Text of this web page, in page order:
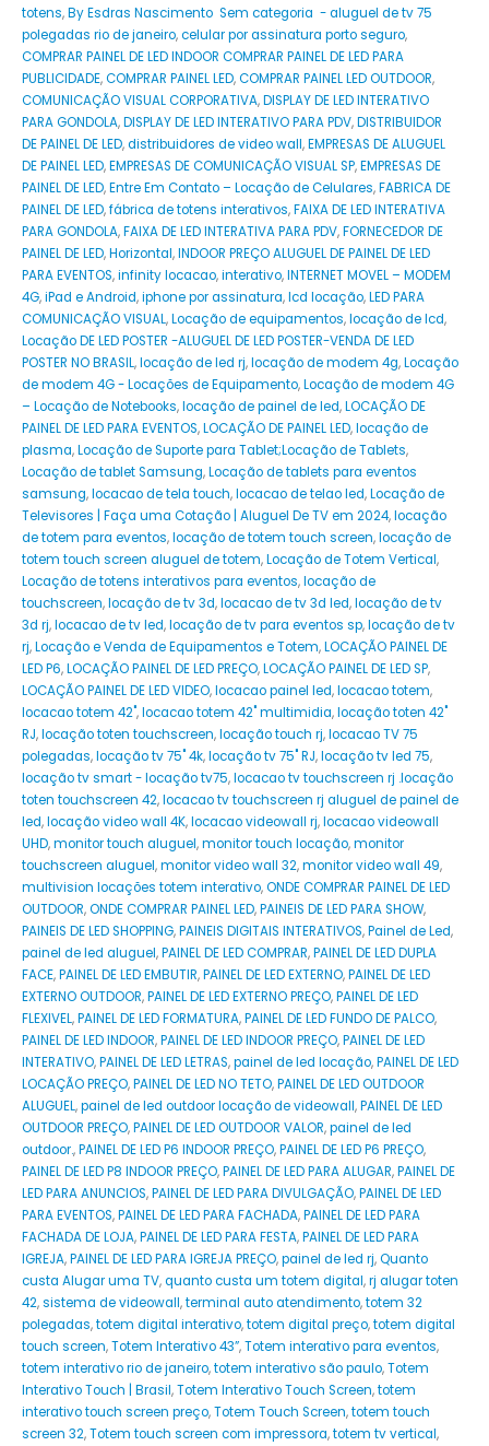
totens,By Esdras Nascimento Sem categoria - aluguel de tv 75
polegadas rio de janeiro,celular por assinatura porto seguro,
COMPRAR PAINEL DE LED INDOOR COMPRAR PAINEL DE LED PARA
PUBLICIDADE,COMPRAR PAINEL LED,COMPRAR PAINEL LED OUTDOOR,
COMUNICAÇÃO VISUAL CORPORATIVA,DISPLAY DE LED INTERATIVO
PARA GONDOLA,DISPLAY DE LED INTERATIVO PARA PDV,DISTRIBUIDOR
DE PAINEL DE LED,distribuidores de video wall,EMPRESAS DE ALUGUEL
DE PAINEL LED,EMPRESAS DE COMUNICAÇÃO VISUAL SP,EMPRESAS DE
PAINEL DE LED,Entre Em Contato – Locação de Celulares,FABRICA DE
PAINEL DE LED,fábrica de totens interativos,FAIXA DE LED INTERATIVA
PARA GONDOLA,FAIXA DE LED INTERATIVA PARA PDV,FORNECEDOR DE
PAINEL DE LED,Horizontal,INDOOR PREÇO ALUGUEL DE PAINEL DE LED
PARA EVENTOS,infinity locacao,interativo,INTERNET MOVEL – MODEM
4G,iPad e Android,iphone por assinatura,lcd locação,LED PARA
COMUNICAÇÃO VISUAL,Locação de equipamentos,locação de lcd,
Locação DE LED POSTER -ALUGUEL DE LED POSTER-VENDA DE LED
POSTER NO BRASIL,locação de led rj,locação de modem 4g,Locação
de modem 4G - Locações de Equipamento,Locação de modem 4G
– Locação de Notebooks,locação de painel de led,LOCAÇÃO DE
PAINEL DE LED PARA EVENTOS,LOCAÇÃO DE PAINEL LED,locação de
plasma,Locação de Suporte para Tablet;Locação de Tablets,
Locação de tablet Samsung,Locação de tablets para eventos
samsung,locacao de tela touch,locacao de telao led,Locação de
Televisores | Faça uma Cotação | Aluguel De TV em 2024,locação
de totem para eventos,locação de totem touch screen,locação de
totem touch screen aluguel de totem,Locação de Totem Vertical,
Locação de totens interativos para eventos,locação de
touchscreen,locação de tv 3d,locacao de tv 3d led,locação de tv
3d rj,locacao de tv led,locação de tv para eventos sp,locação de tv
rj,Locação e Venda de Equipamentos e Totem,LOCAÇÃO PAINEL DE
LED P6,LOCAÇÃO PAINEL DE LED PREÇO,LOCAÇÃO PAINEL DE LED SP,
LOCAÇÃO PAINEL DE LED VIDEO,locacao painel led,locacao totem,
locacao totem 42",locacao totem 42" multimidia,locação toten 42"
RJ,locação toten touchscreen,locação touch rj,locacao TV 75
polegadas,locação tv 75" 4k,locação tv 75" RJ,locação tv led 75,
locação tv smart - locação tv75,locacao tv touchscreen rj .locação
toten touchscreen 42,locacao tv touchscreen rj aluguel de painel de
led,locação video wall 4K,locacao videowall rj,locacao videowall
UHD,monitor touch aluguel,monitor touch locação,monitor
touchscreen aluguel,monitor video wall 32,monitor video wall 49,
multivision locações totem interativo,ONDE COMPRAR PAINEL DE LED
OUTDOOR,ONDE COMPRAR PAINEL LED,PAINEIS DE LED PARA SHOW,
PAINEIS DE LED SHOPPING,PAINEIS DIGITAIS INTERATIVOS,Painel de Led,
painel de led aluguel,PAINEL DE LED COMPRAR,PAINEL DE LED DUPLA
FACE,PAINEL DE LED EMBUTIR,PAINEL DE LED EXTERNO,PAINEL DE LED
EXTERNO OUTDOOR,PAINEL DE LED EXTERNO PREÇO,PAINEL DE LED
FLEXIVEL,PAINEL DE LED FORMATURA,PAINEL DE LED FUNDO DE PALCO,
PAINEL DE LED INDOOR,PAINEL DE LED INDOOR PREÇO,PAINEL DE LED
INTERATIVO,PAINEL DE LED LETRAS,painel de led locação,PAINEL DE LED
LOCAÇÃO PREÇO,PAINEL DE LED NO TETO,PAINEL DE LED OUTDOOR
ALUGUEL,painel de led outdoor locação de videowall,PAINEL DE LED
OUTDOOR PREÇO,PAINEL DE LED OUTDOOR VALOR,painel de led
outdoor.,PAINEL DE LED P6 INDOOR PREÇO,PAINEL DE LED P6 PREÇO,
PAINEL DE LED P8 INDOOR PREÇO,PAINEL DE LED PARA ALUGAR,PAINEL DE
LED PARA ANUNCIOS,PAINEL DE LED PARA DIVULGAÇÃO,PAINEL DE LED
PARA EVENTOS,PAINEL DE LED PARA FACHADA,PAINEL DE LED PARA
FACHADA DE LOJA,PAINEL DE LED PARA FESTA,PAINEL DE LED PARA
IGREJA,PAINEL DE LED PARA IGREJA PREÇO,painel de led rj,Quanto
custa Alugar uma TV,quanto custa um totem digital,rj alugar toten
42,sistema de videowall,terminal auto atendimento,totem 32
polegadas,totem digital interativo,totem digital preço,totem digital
touch screen,Totem Interativo 43”,Totem interativo para eventos,
totem interativo rio de janeiro,totem interativo são paulo,Totem
Interativo Touch | Brasil,Totem Interativo Touch Screen,totem
interativo touch screen preço,Totem Touch Screen,totem touch
screen 32,Totem touch screen com impressora,totem tv vertical,